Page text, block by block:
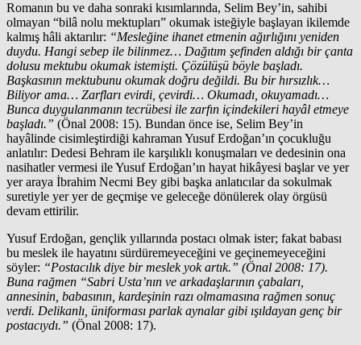
Romanın bu ve daha sonraki kısımlarında, Selim Bey’in, sahibi
olmayan “bilâ nolu mektupları” okumak isteğiyle başlayan ikilemde
kalmış hâli aktarılır: “Mesleğine ihanet etmenin ağırlığını yeniden
duydu. Hangi sebep ile bilinmez… Dağıtım şefinden aldığı bir çanta
dolusu mektubu okumak istemişti. Çözülüşü böyle başladı.
Başkasının mektubunu okumak doğru değildi. Bu bir hırsızlık…
Biliyor ama… Zarfları evirdi, çevirdi… Okumadı, okuyamadı…
Bunca duygulanmanın tecrübesi ile zarfın içindekileri hayâl etmeye
başladı.” (Önal 2008: 15). Bundan önce ise, Selim Bey’in
hayâlinde cisimleştirdiği kahraman Yusuf Erdoğan’ın çocukluğu
anlatılır: Dedesi Behram ile karşılıklı konuşmaları ve dedesinin ona
nasihatler vermesi ile Yusuf Erdoğan’ın hayat hikâyesi başlar ve yer
yer araya İbrahim Necmi Bey gibi başka anlatıcılar da sokulmak
suretiyle yer yer de geçmişe ve geleceğe dönülerek olay örgüsü
devam ettirilir.
Yusuf Erdoğan, gençlik yıllarında postacı olmak ister; fakat babası
bu meslek ile hayatını sürdüremeyeceğini ve geçinemeyeceğini
söyler: “Postacılık diye bir meslek yok artık.” (Önal 2008: 17).
Buna rağmen “Sabri Usta’nın ve arkadaşlarının çabaları,
annesinin, babasının, kardeşinin razı olmamasına rağmen sonuç
verdi. Delikanlı, üniforması parlak aynalar gibi ışıldayan genç bir
postacıydı.” (Önal 2008: 17).